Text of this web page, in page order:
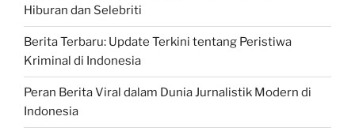
Hiburan dan Selebriti
Berita Terbaru: Update Terkini tentang Peristiwa
Kriminal di Indonesia
Peran Berita Viral dalam Dunia Jurnalistik Modern di
Indonesia